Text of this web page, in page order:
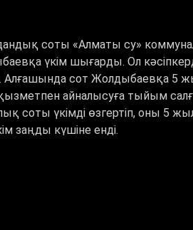
соты «Алматы су»
үкім шығарды. Ол
Алғашында сот Жолдыбаевқа
айналысуға тыйым
соты үкімді өзгертіп, оны 5
заңды күшіне енді.